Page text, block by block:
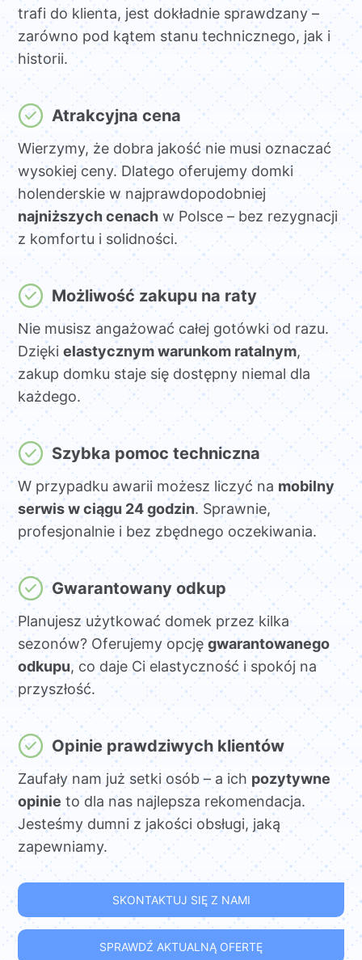
trafi do klienta, jest dokładnie sprawdzany –
zarówno pod kątem stanu technicznego, jak i
historii.
Atrakcyjna cena
Wierzymy, że dobra jakość nie musi oznaczać
wysokiej ceny. Dlatego oferujemy domki
holenderskie w najprawdopodobniej
najniższych cenachw Polsce – bez rezygnacji
z komfortu i solidności.
Możliwość zakupu na raty
Nie musisz angażować całej gotówki od razu.
Dziękielastycznym warunkom ratalnym,
zakup domku staje się dostępny niemal dla
każdego.
Szybka pomoc techniczna
W przypadku awarii możesz liczyć na mobilny
serwis w ciągu 24 godzin. Sprawnie,
profesjonalnie i bez zbędnego oczekiwania.
Gwarantowany odkup
Planujesz użytkować domek przez kilka
sezonów? Oferujemy opcjęgwarantowanego
odkupu, co daje Ci elastyczność i spokój na
przyszłość.
Opinie prawdziwych klientów
Zaufały nam już setki osób – a ich pozytywne
opinie to dla nas najlepsza rekomendacja.
Jesteśmy dumni z jakości obsługi, jaką
zapewniamy.
SKONTAKTUJ SIĘ Z NAMI
SPRAWDŹ AKTUALNĄ OFERTĘ